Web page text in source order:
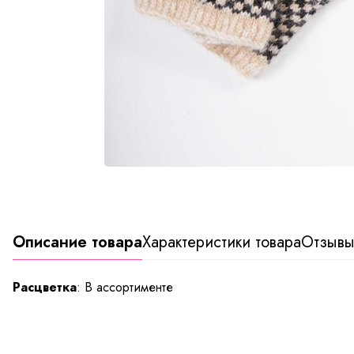
Описание товараХарактеристики товараОтзывы
Расцветка: В ассортименте